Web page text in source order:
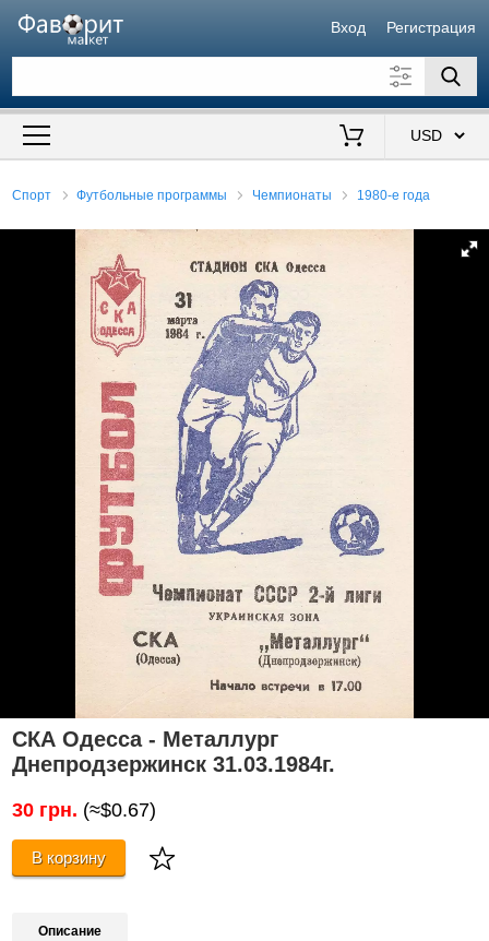
Вход Регистрация
Искать также в описании
Спорт Футбольные программы Чемпионаты 1980-е года
СКА Одесса - Металлург
Днепродзержинск 31.03.1984г.
30 грн. (≈$0.67)
В корзину
Описание